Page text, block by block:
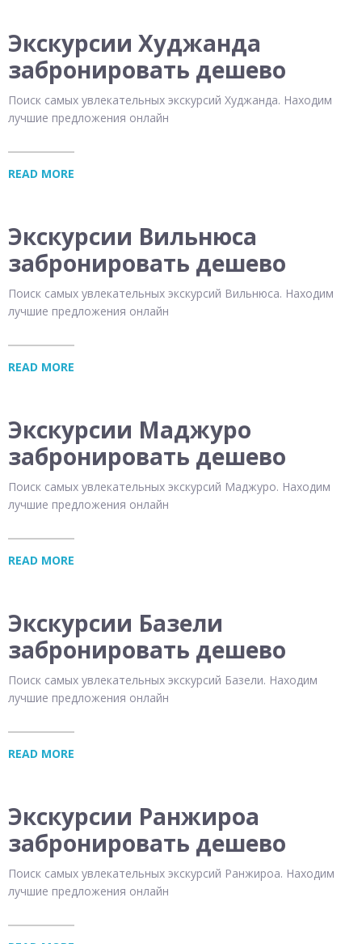
Экскурсии Худжанда
забронировать дешево
Поиск самых увлекательных экскурсий Худжанда. Находим
лучшие предложения онлайн
READ MORE
Экскурсии Вильнюса
забронировать дешево
Поиск самых увлекательных экскурсий Вильнюса. Находим
лучшие предложения онлайн
READ MORE
Экскурсии Маджуро
забронировать дешево
Поиск самых увлекательных экскурсий Маджуро. Находим
лучшие предложения онлайн
READ MORE
Экскурсии Базели
забронировать дешево
Поиск самых увлекательных экскурсий Базели. Находим
лучшие предложения онлайн
READ MORE
Экскурсии Ранжироа
забронировать дешево
Поиск самых увлекательных экскурсий Ранжироа. Находим
лучшие предложения онлайн